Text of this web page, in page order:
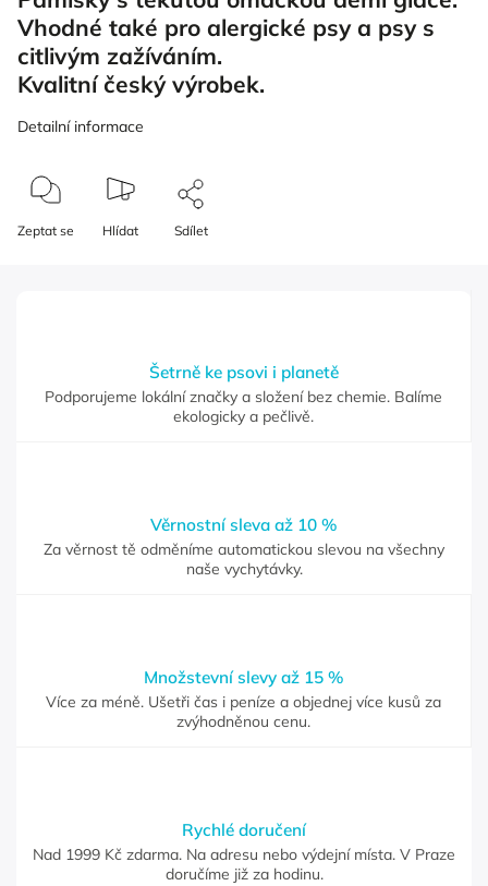
Vhodné také pro alergické psy a psy s
citlivým zažíváním.
Kvalitní český výrobek.
Detailní informace
Zeptat se Hlídat Sdílet
Šetrně ke psovi i planetě
Podporujeme lokální značky a složení bez chemie. Balíme
ekologicky a pečlivě.
Věrnostní sleva až 10 %
Za věrnost tě odměníme automatickou slevou na všechny
naše vychytávky.
Množstevní slevy až 15 %
Více za méně. Ušetři čas i peníze a objednej více kusů za
zvýhodněnou cenu.
Rychlé doručení
Nad 1999 Kč zdarma. Na adresu nebo výdejní místa. V Praze
doručíme již za hodinu.